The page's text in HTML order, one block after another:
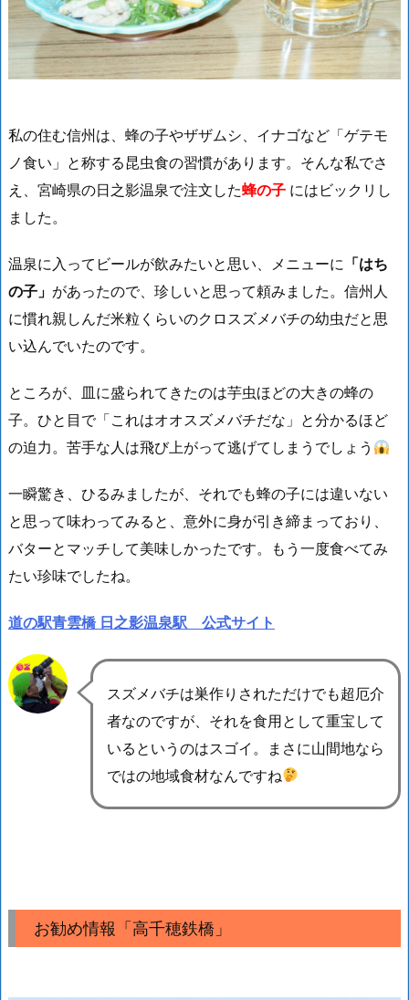
私の住む信州は、蜂の子やザザムシ、イナゴなど「ゲテモ
ノ食い」と称する昆虫食の習慣があります。そんな私でさ
え、宮崎県の日之影温泉で注文した蜂の子 にはビックリし
ました。
温泉に入ってビールが飲みたいと思い、メニューに 「はち
の子」 があったので、珍しいと思って頼みました。信州人
に慣れ親しんだ米粒くらいのクロスズメバチの幼虫だと思
い込んでいたのです。
ところが、皿に盛られてきたのは芋虫ほどの大きの蜂の
子。ひと目で「これはオオスズメバチだな」と分かるほど
の迫力。苦手な人は飛び上がって逃げてしまうでしょう
一瞬驚き、ひるみましたが、それでも蜂の子には違いない
と思って味わってみると、意外に身が引き締まっており、
バターとマッチして美味しかったです。もう一度食べてみ
たい珍味でしたね。
道の駅青雲橋 日之影温泉駅 公式サイト
スズメバチは巣作りされただけでも超厄介
者なのですが、それを食用として重宝して
いるというのはスゴイ。まさに山間地なら
ではの地域食材なんですね
お勧め情報「高千穂鉄橋」